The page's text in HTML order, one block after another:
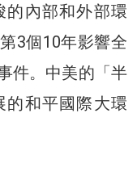
的內部和外部環
3個10年影響全
件。中美的「半
的和平國際大環